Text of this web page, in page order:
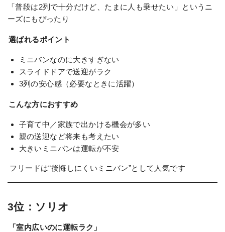
「普段は2列で十分だけど、たまに人も乗せたい」というニ
ーズにもぴったり
選ばれるポイント
ミニバンなのに大きすぎない
スライドドアで送迎がラク
3列の安心感（必要なときに活躍）
こんな方におすすめ
子育て中／家族で出かける機会が多い
親の送迎など将来も考えたい
大きいミニバンは運転が不安
フリードは“後悔しにくいミニバン”として人気です
3位：ソリオ
「室内広いのに運転ラク」